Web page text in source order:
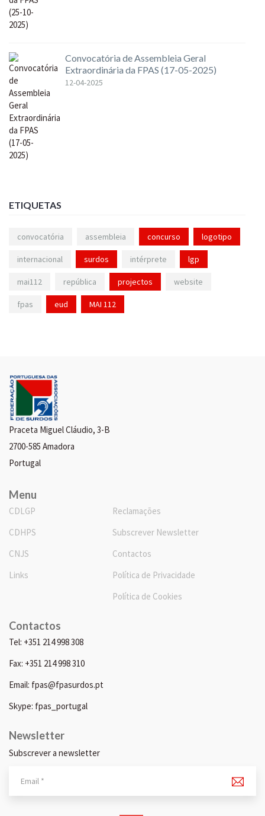
Convocatória de Assembleia Geral
Extraordinária da FPAS (17-05-2025)
12-04-2025
ETIQUETAS
convocatória assembleia concurso logotipo
internacional surdos intérprete lgp
mai112 república projectos website
fpas eud MAI 112
Praceta Miguel Cláudio, 3-B
2700-585 Amadora
Portugal
Menu
CDLGP
CDHPS
CNJS
Links
Reclamações
Subscrever Newsletter
Contactos
Política de Privacidade
Política de Cookies
Contactos
Tel: +351 214 998 308
Fax: +351 214 998 310
Email: fpas@fpasurdos.pt
Skype: fpas_portugal
Newsletter
Subscrever a newsletter